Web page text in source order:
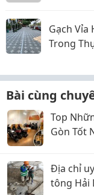
Gạch Vỉa
Trong
Bài cùng
Top
Gòn Tốt
Địa chỉ
tông Hải